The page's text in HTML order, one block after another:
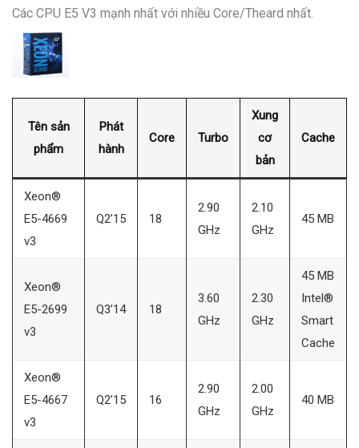
Các CPU E5 V3 mạnh nhất với nhiều Core/Theard nhất.
Tên sản
phẩm
Phát
hành
Core Turbo
Xung
cơ
bản
Cache
Xeon®
E5-4669
v3
Q2’15 18
2.90
GHz
2.10
GHz
45 MB
Xeon®
E5-2699
v3
Q3’14 18
3.60
GHz
2.30
GHz
45 MB
Intel®
Smart
Cache
Xeon®
E5-4667
v3
Q2’15 16
2.90
GHz
2.00
GHz
40 MB